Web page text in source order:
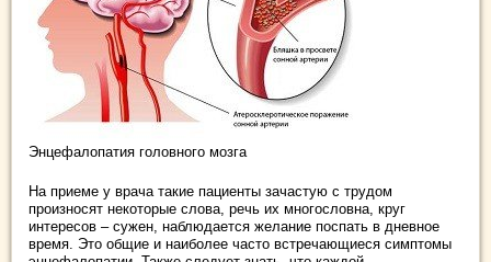
Энцефалопатия головного мозга
На приеме у врача такие пациенты зачастую с трудом
произносят некоторые слова, речь их многословна, круг
интересов – сужен, наблюдается желание поспать в дневное
время. Это общие и наиболее часто встречающиеся симптомы